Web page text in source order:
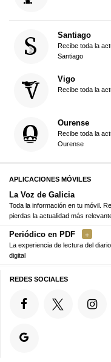
Santiago
Recibe toda la
Santiago
Vigo
Recibe toda la
Ourense
Recibe toda la
Ourense
APLICACIONES MÓVILES
La Voz de Galicia
Toda la información en tu móvil.
pierdas la actualidad más
Periódico en PDF
La experiencia de lectura del
digital
REDES SOCIALES